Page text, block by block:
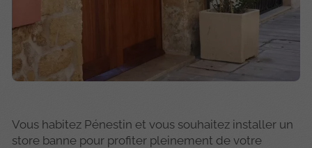
Vous habitez Pénestin et vous souhaitez installer un
store banne pour profiter pleinement de votre